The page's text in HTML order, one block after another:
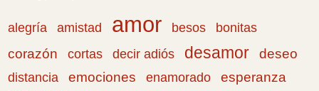
alegría amistad amor besos
bonitas
corazón
cortas decir adiós desamor deseo
distancia emociones enamorado esperanza